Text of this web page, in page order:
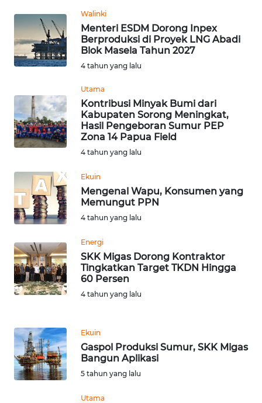
Walinki
Menteri ESDM Dorong Inpex
Berproduksi di Proyek LNG Abadi
Blok Masela Tahun 2027
4 tahun yang lalu
Utama
Kontribusi Minyak Bumi dari
Kabupaten Sorong Meningkat,
Hasil Pengeboran Sumur PEP
Zona 14 Papua Field
4 tahun yang lalu
Ekuin
Mengenal Wapu, Konsumen yang
Memungut PPN
4 tahun yang lalu
Energi
SKK Migas Dorong Kontraktor
Tingkatkan Target TKDN Hingga
60 Persen
4 tahun yang lalu
Ekuin
Gaspol Produksi Sumur, SKK Migas
Bangun Aplikasi
5 tahun yang lalu
Utama
WN
KALTIM
WN
WN
GORONTALO
WN
WN
MALUKU
MALUT
WN
DAIRI
DANAU
TOBA
WN